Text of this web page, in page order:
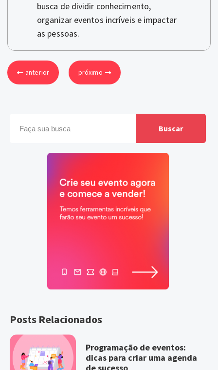
busca de dividir conhecimento,
organizar eventos incríveis e impactar
as pessoas.
anterior próximo
Buscar
Posts Relacionados
Programação de eventos:
dicas para criar uma agenda